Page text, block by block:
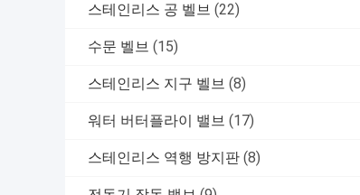
스테인리스 공 벨브 (22)
수문 벨브 (15)
스테인리스 지구 벨브 (8)
워터 버터플라이 밸브 (17)
스테인리스 역행 방지판 (8)